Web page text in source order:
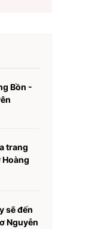
Bồn -
trang
sẽ đến
Nguyễn